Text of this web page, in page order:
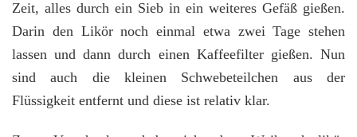
Zeit, alles durch ein Sieb in ein weiteres Gefäß gießen.
Darin den Likör noch einmal etwa zwei Tage stehen
lassen und dann durch einen Kaffeefilter gießen. Nun
sind auch die kleinen Schwebeteilchen aus der
Flüssigkeit entfernt und diese ist relativ klar.